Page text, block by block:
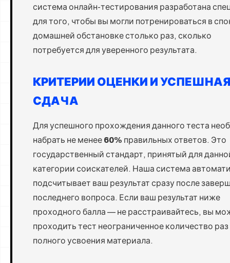
система онлайн-тестирования разработана
для того, чтобы вы могли потренироваться в
домашней обстановке столько раз, сколько
потребуется для уверенного результата.
КРИТЕРИИ ОЦЕНКИ И УСПЕШНАЯ
СДАЧА
Для успешного прохождения данного теста
набрать не менее 60% правильных ответов. Это
государственный стандарт, принятый для
категории соискателей. Наша система
подсчитывает ваш результат сразу после
последнего вопроса. Если ваш результат ниже
проходного балла — не расстраивайтесь, вы
проходить тест неограниченное количество
полного усвоения материала.